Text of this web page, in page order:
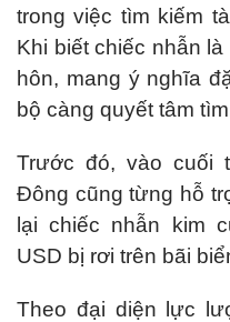
trong việc tìm kiếm
Khi biết chiếc nhẫn
hôn, mang ý nghĩa
bộ càng quyết tâm
Trước đó, vào cuối
Đông cũng từng hỗ
lại chiếc nhẫn kim
USD bị rơi trên bãi
Theo đại diện lực